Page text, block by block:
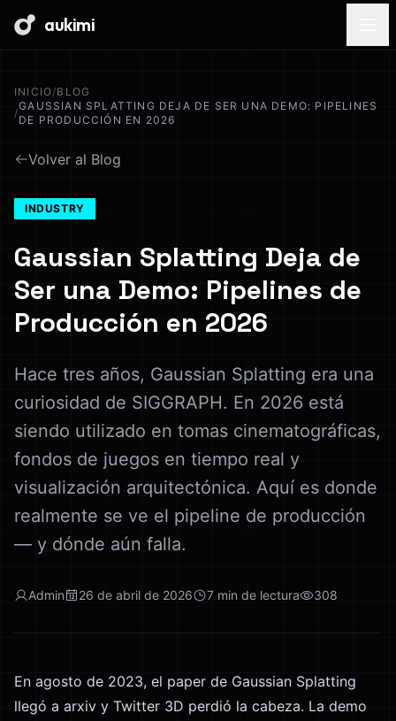
aukimi
INICIO/BLOG
/
GAUSSIAN SPLATTING DEJA DE SER UNA DEMO: PIPELINES
DE PRODUCCIÓN EN 2026
Volver al Blog
INDUSTRY
Gaussian Splatting Deja de
Ser una Demo: Pipelines de
Producción en 2026
Hace tres años, Gaussian Splatting era una
curiosidad de SIGGRAPH. En 2026 está
siendo utilizado en tomas cinematográficas,
fondos de juegos en tiempo real y
visualización arquitectónica. Aquí es donde
realmente se ve el pipeline de producción
— y dónde aún falla.
Admin 26 de abril de 2026 7 min de lectura 308
En agosto de 2023, el paper de Gaussian Splatting
llegó a arxiv y Twitter 3D perdió la cabeza. La demo